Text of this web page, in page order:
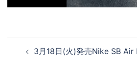
オ
3月18日(火)発売Nike SB Air